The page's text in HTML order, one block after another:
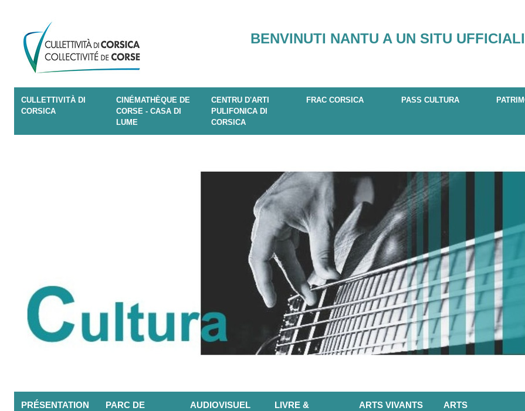
BENVINUTI NANTU A UN SITU
CULLETTIVITÀ DI
CORSICA
CINÉMATHÈQUE DE
CORSE - CASA DI
LUME
CENTRU D'ARTI
PULIFONICA DI
CORSICA
FRAC CORSICA PASS CULTURA
PRÉSENTATION
PARC DE
AUDIOVISUEL
LIVRE &
ARTS VIVANTS
ARTS